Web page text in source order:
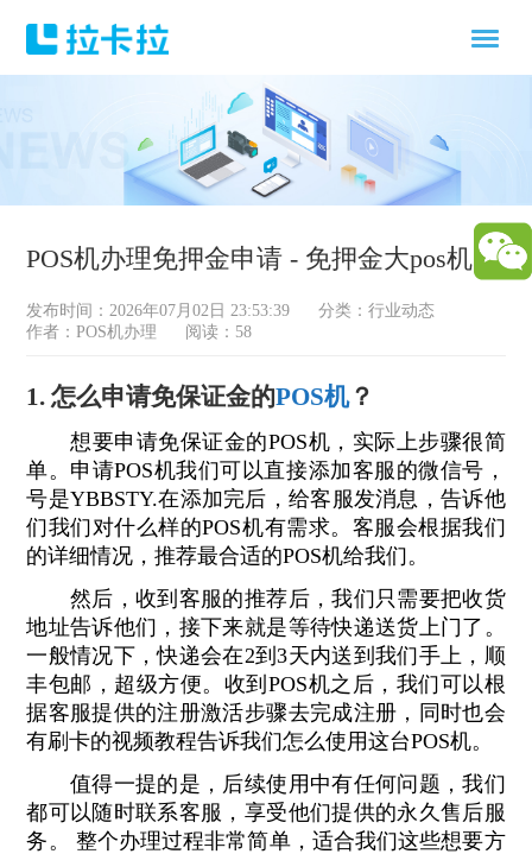
POS机办理免押金申请 - 免押金大pos机
发布时间：2026年07月02日 23:53:39 分类：行业动态
作者：POS机办理
阅读：58
1. 怎么申请免保证金的POS机？
想要申请免保证金的POS机，实际上步骤很简
单。申请POS机我们可以直接添加客服的微信号，
号是YBBSTY.在添加完后，给客服发消息，告诉他
们我们对什么样的POS机有需求。客服会根据我们
的详细情况，推荐最合适的POS机给我们。
然后，收到客服的推荐后，我们只需要把收货
地址告诉他们，接下来就是等待快递送货上门了。
一般情况下，快递会在2到3天内送到我们手上，顺
丰包邮，超级方便。收到POS机之后，我们可以根
据客服提供的注册激活步骤去完成注册，同时也会
有刷卡的视频教程告诉我们怎么使用这台POS机。
值得一提的是，后续使用中有任何问题，我们
都可以随时联系客服，享受他们提供的永久售后服
务。 整个办理过程非常简单，适合我们这些想要方